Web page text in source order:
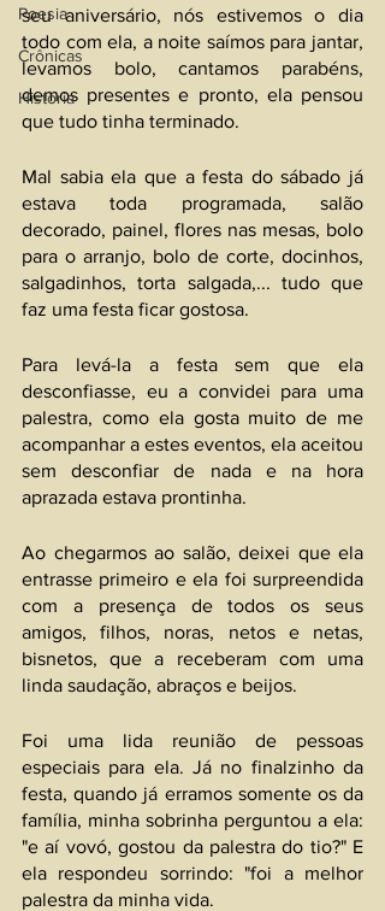
Poesia
Crônicas
História
seu aniversário, nós estivemos o dia
todo com ela, a noite saímos para jantar,
levamos bolo, cantamos parabéns,
demos presentes e pronto, ela pensou
que tudo tinha terminado.
Mal sabia ela que a festa do sábado já
estava toda programada, salão
decorado, painel, flores nas mesas, bolo
para o arranjo, bolo de corte, docinhos,
salgadinhos, torta salgada,... tudo que
faz uma festa ficar gostosa.
Para levá-la a festa sem que ela
desconfiasse, eu a convidei para uma
palestra, como ela gosta muito de me
acompanhar a estes eventos, ela aceitou
sem desconfiar de nada e na hora
aprazada estava prontinha.
Ao chegarmos ao salão, deixei que ela
entrasse primeiro e ela foi surpreendida
com a presença de todos os seus
amigos, filhos, noras, netos e netas,
bisnetos, que a receberam com uma
linda saudação, abraços e beijos.
Foi uma lida reunião de pessoas
especiais para ela. Já no finalzinho da
festa, quando já erramos somente os da
família, minha sobrinha perguntou a ela:
"e aí vovó, gostou da palestra do tio?" E
ela respondeu sorrindo: "foi a melhor
palestra da minha vida.